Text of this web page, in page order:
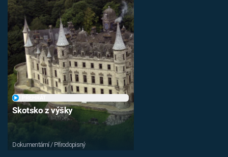
Skotsko z výšky
Dokumentární / Přírodopisný